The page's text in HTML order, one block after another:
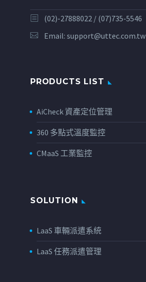
(02)-27888022 / (07)735-5546
Email: support@uttec.com.tw
PRODUCTS LIST
AiCheck 資產定位管理
360 多點式溫度監控
CMaaS 工業監控
SOLUTION
LaaS 車輛派遣系統
LaaS 任務派遣管理